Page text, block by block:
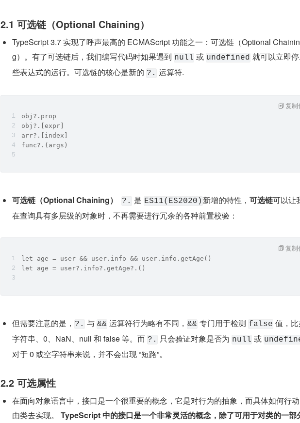
2.1 可选链（Optional Chaining）
TypeScript 3.7 实现了呼声最高的 ECMAScript 功能之一：可选链（Optional Chainin
g）。有了可选链后，我们编写代码时如果遇到 null 或 undefined 就可以立即
些表达式的运行。可选链的核心是新的 ?. 运算符.
obj?.prop
obj?.[expr]
arr?.[index]
func?.(args)
复制
可选链（Optional Chaining） ?. 是 ES11(ES2020) 新增的特性， 可选链可以让
在查询具有多层级的对象时，不再需要进行冗余的各种前置校验：
let age = user && user.info && user.info.getAge()
let age = user?.info?.getAge?.()
复制
但需要注意的是， ?. 与 && 运算符行为略有不同， && 专门用于检测 false 值，
字符串、0、NaN、null 和 false 等。而 ?. 只会验证对象是否为 null 或
对于 0 或空字符串来说，并不会出现 “短路”。
2.2 可选属性
在面向对象语言中，接口是一个很重要的概念，它是对行为的抽象，而具体如何行
由类去实现。 TypeScript 中的接口是一个非常灵活的概念，除了可用于对类的一部